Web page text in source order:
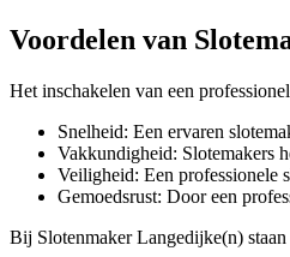
Voordelen van
Het inschakelen van een
Snelheid: Een ervaren
Vakkundigheid: Slotemakers
Veiligheid: Een professionele
Gemoedsrust: Door een
Bij Slotenmaker Langedijke(n)